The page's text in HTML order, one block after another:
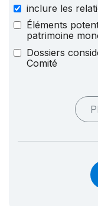
inclure les
Éléments
patrimoine
Dossiers
Comité